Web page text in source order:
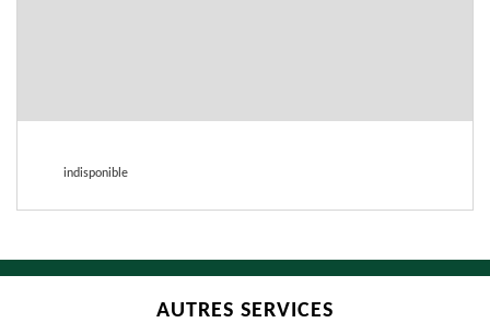
indisponible
AUTRES SERVICES